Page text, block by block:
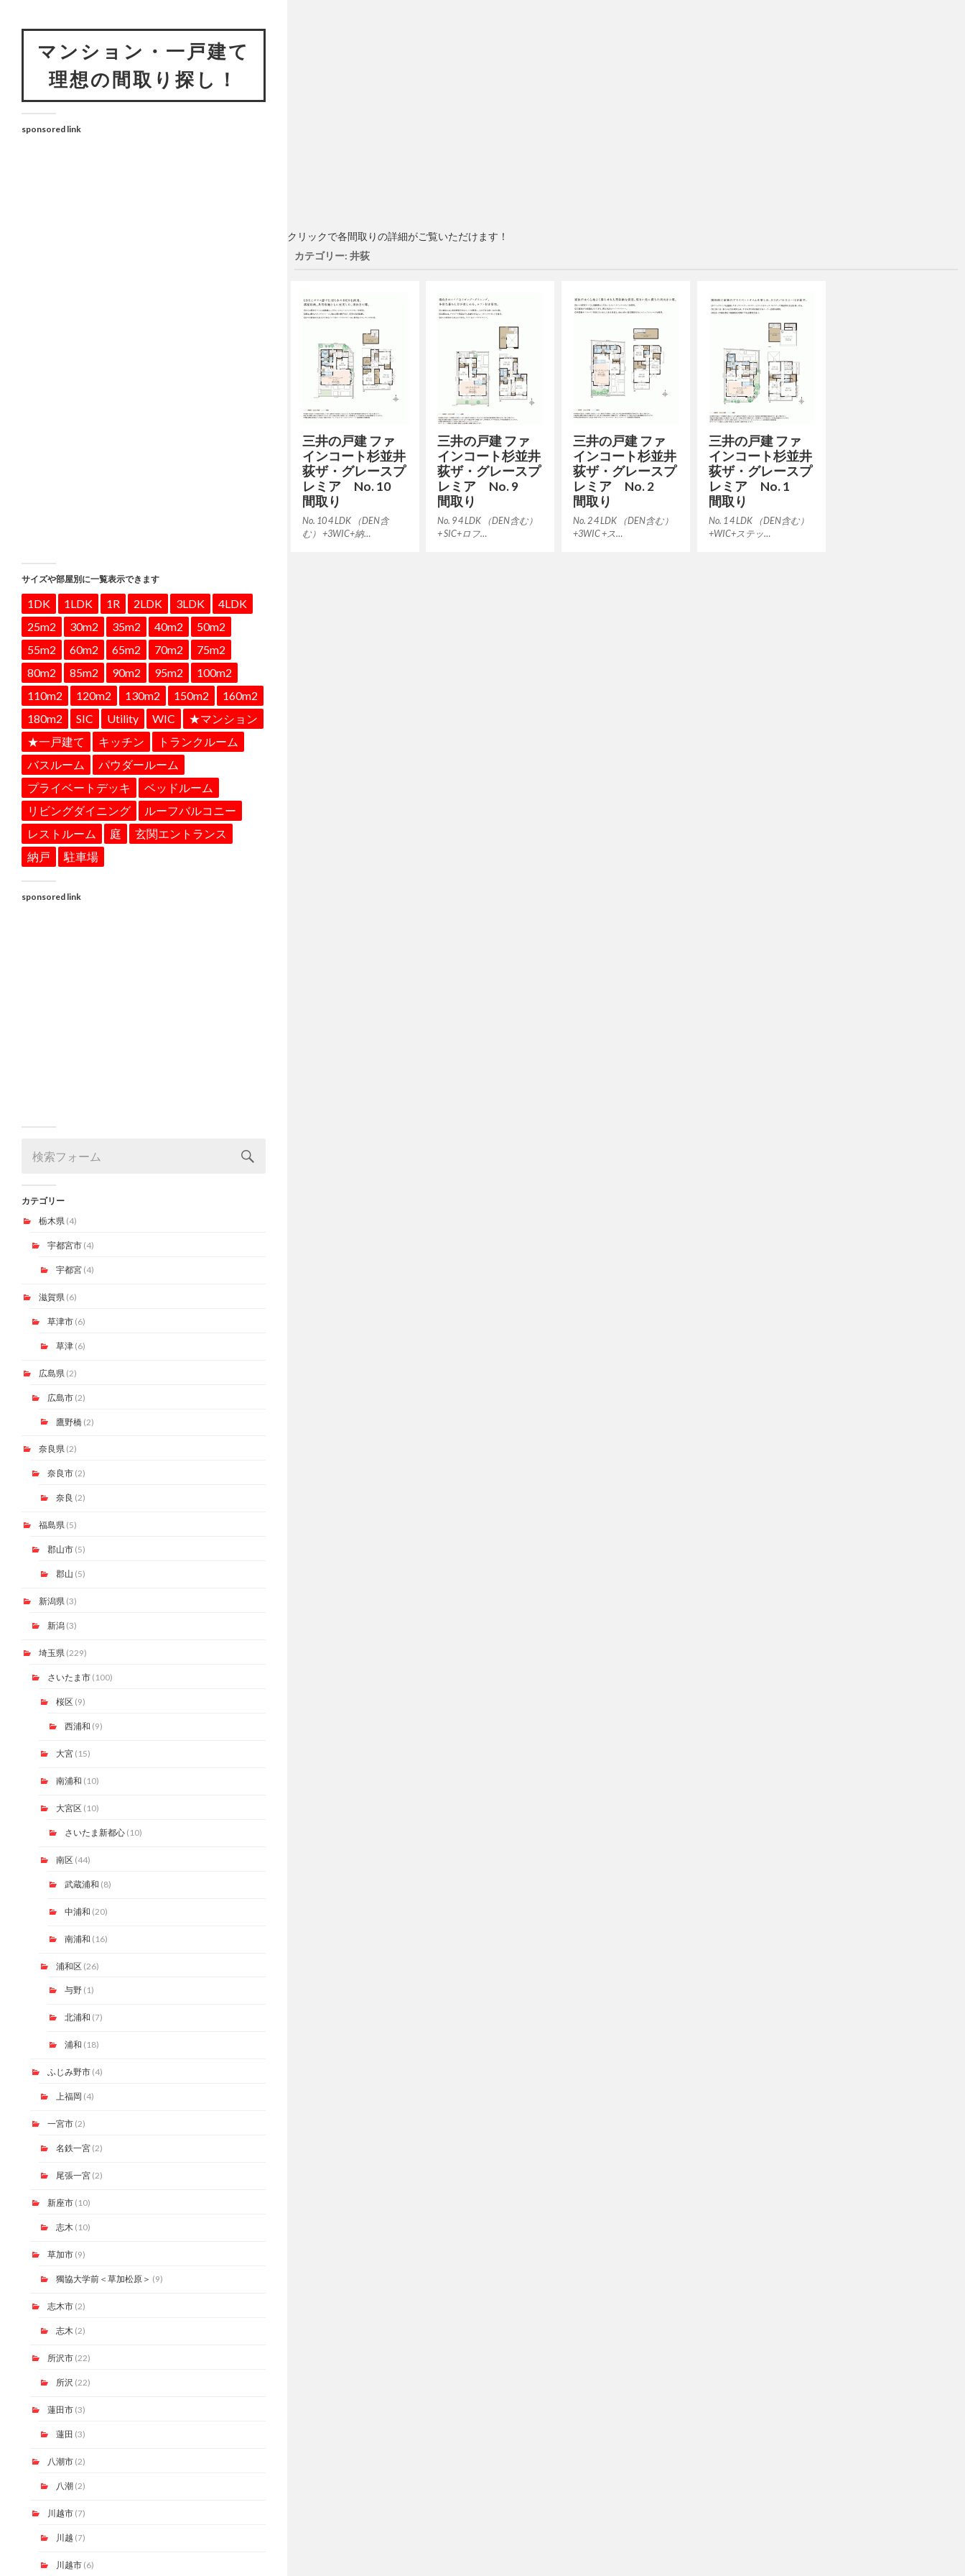
マンション・一戸建て
理想の間取り探し！
sponsored link
サイズや部屋別に一覧表示できます
1DK 1LDK 1R 2LDK 3LDK
4LDK
25m2
30m2 35m2 40m2
50m2
55m2
60m2 65m2 70m2
75m2
80m2
85m2 90m2 95m2
100m2
110m2
120m2 130m2 150m2
160m2
180m2
SIC Utility WIC
★マンション
★一戸建て
キッチン
トランクルーム
バスルーム
パウダールーム
プライベートデッキ
ベッドルーム
リビングダイニング
ルーフバルコニー
レストルーム
庭
玄関エントランス
納戸
駐車場
sponsored link
カテゴリー
栃木県 (4)
宇都宮市(4)
宇都宮(4)
滋賀県 (6)
草津市(6)
草津(6)
広島県 (2)
広島市(2)
鷹野橋(2)
奈良県 (2)
奈良市(2)
奈良 (2)
福島県 (5)
郡山市(5)
郡山 (5)
新潟県 (3)
新潟(3)
埼玉県 (229)
さいたま市(100)
桜区(9)
西浦和 (9)
大宮(15)
南浦和 (10)
大宮区(10)
さいたま新都心(10)
南区(44)
武蔵浦和 (8)
中浦和 (20)
南浦和 (16)
浦和区(26)
与野(1)
北浦和 (7)
浦和 (18)
ふじみ野市(4)
上福岡 (4)
一宮市(2)
名鉄一宮(2)
尾張一宮(2)
新座市(10)
志木(10)
草加市(9)
獨協大学前＜草加松原＞ (9)
志木市(2)
志木 (2)
所沢市(22)
所沢 (22)
蓮田市(3)
蓮田 (3)
八潮市(2)
八潮(2)
川越市(7)
川越 (7)
川越市(6)
クリックで各間取りの詳細がご覧いただけます！
カテゴリー: 井荻
三井の戸建 ファ
インコート杉並井
荻ザ・グレースプ
レミア No. 10
間取り
No. 10 4 LDK （DEN含
む） +3WIC+納…
三井の戸建 ファ
インコート杉並井
荻ザ・グレースプ
レミア No. 9
間取り
No. 9 4 LDK （DEN含む）
+ SIC+ロフ…
三井の戸建 ファ
インコート杉並井
荻ザ・グレースプ
レミア No. 2
間取り
No. 2 4 LDK （DEN含む）
+3WIC +ス…
三井の戸建 ファ
インコート杉並井
荻ザ・グレースプ
レミア No. 1
間取り
No. 1 4 LDK （DEN含む）
+WIC+ステッ…